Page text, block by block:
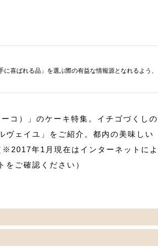
喜ばれる品」を選ぶ際の有益な情報源となれるよう、
コ）」のケーキ特集。イチゴづくしの
ヴェイユ」をご紹介。都内の美味しい
※2017年1月現在はインターネットに
ご確認ください）